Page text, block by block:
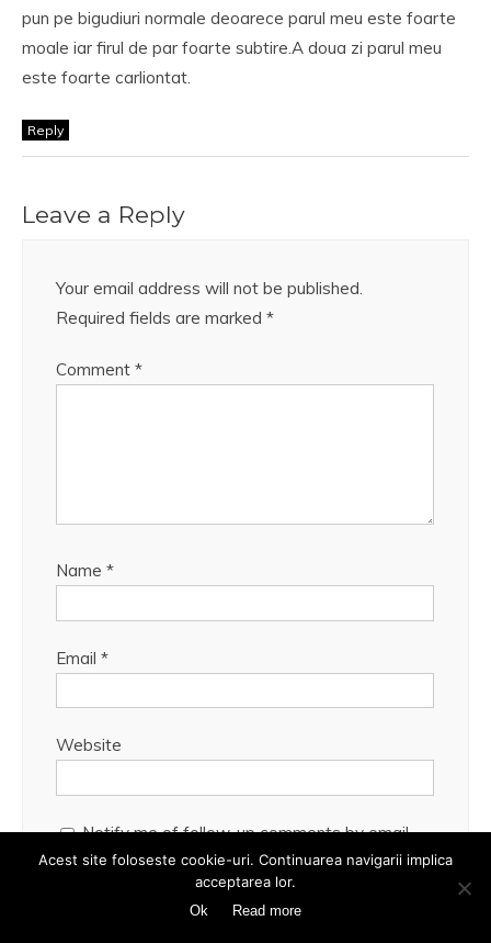
pun pe bigudiuri normale deoarece parul meu este foarte
moale iar firul de par foarte subtire.A doua zi parul meu
este foarte carliontat.
Reply
Leave a Reply
Your email address will not be published.
Required fields are marked *
Comment *
Name *
Email *
Website
Notify me of follow-up comments by email.
Notify me of new posts by email.
Acest site foloseste cookie-uri. Continuarea navigarii implica
acceptarea lor.
Ok Read more